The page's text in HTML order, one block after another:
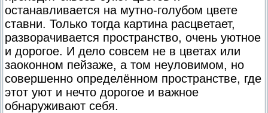
останавливается на мутно-голубом цвете
ставни. Только тогда картина расцветает,
разворачивается пространство, очень уютное
и дорогое. И дело совсем не в цветах или
заоконном пейзаже, а том неуловимом, но
совершенно определённом пространстве, где
этот уют и нечто дорогое и важное
обнаруживают себя.